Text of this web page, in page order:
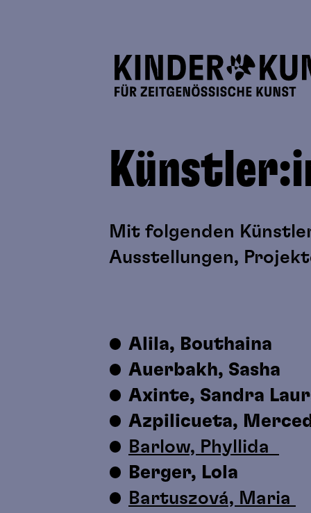
Mit folgenden
Ausstellungen,
Alila, Bouthaina
Auerbakh, Sasha
Axinte, Sandra
Azpilicueta,
Barlow, Phyllida
Berger, Lola
Bartuszová, Maria